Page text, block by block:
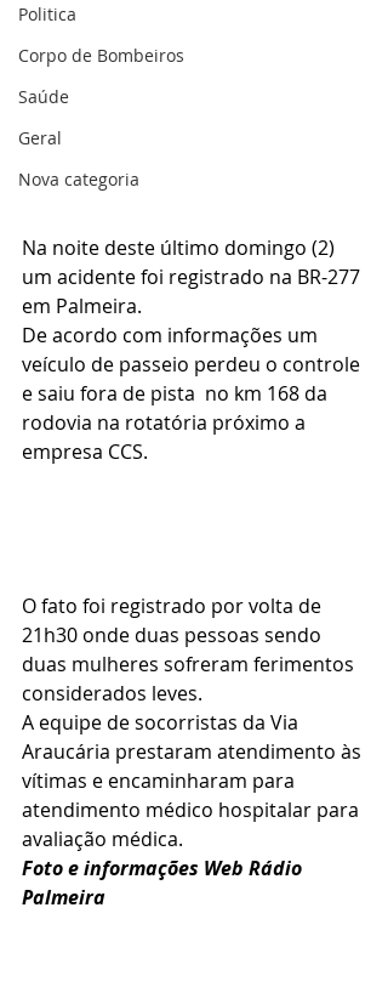
Politica
Corpo de Bombeiros
Saúde
Geral
Nova categoria
Na noite deste último domingo (2)
um acidente foi registrado na BR-277
em Palmeira.
De acordo com informações um
veículo de passeio perdeu o controle
e saiu fora de pista  no km 168 da
rodovia na rotatória próximo a
empresa CCS.
O fato foi registrado por volta de
21h30 onde duas pessoas sendo
duas mulheres sofreram ferimentos
considerados leves.
A equipe de socorristas da Via
Araucária prestaram atendimento às
vítimas e encaminharam para
atendimento médico hospitalar para
avaliação médica.
Foto e informações Web Rádio
Palmeira